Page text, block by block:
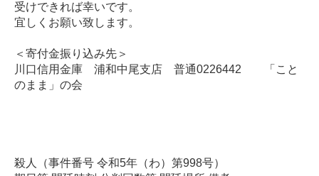
受けできれば幸いです。
宜しくお願い致します。
＜寄付金振り込み先＞
川口信用金庫 浦和中尾支店 普通0226442 「こと
のまま」の会
殺人（事件番号 令和5年（わ）第998号）